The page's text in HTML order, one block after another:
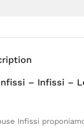
– Infissi –
Infissi